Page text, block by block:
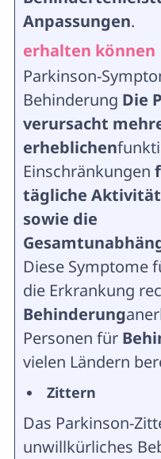
Anpassungen.
erhalten können
Parkinson-
Behinderung Die
verursacht
erheblichen
Einschränkungen
tägliche
sowie die
Diese Symptome
die Erkrankung
Behinderung
Personen für
vielen Ländern
Zittern
Das Parkinson-
unwillkürliches